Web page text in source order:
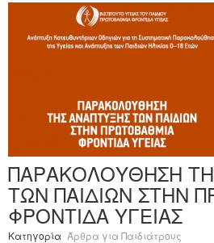
ΠΑΡΑΚΟΛΟΥΘΗΣΗ
ΤΩΝ ΠΑΙΔΙΩΝ ΣΤΗΝ
ΦΡΟΝΤΙΔΑ ΥΓΕΙΑΣ
Κατηγορία Άρθρα για Παιδιάτρους